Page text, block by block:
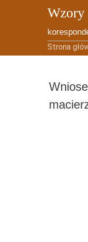
Wzory
Strona